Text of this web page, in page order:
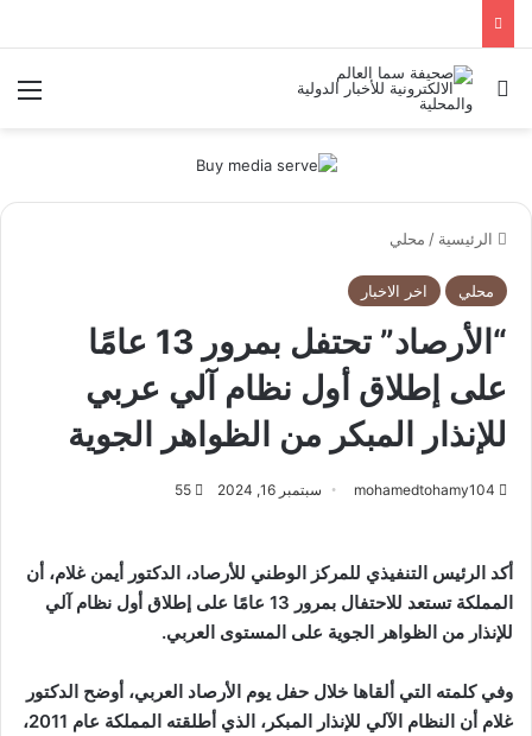
بحث عن
الرئيسية / محلي
محلي اخر الاخبار
“الأرصاد” تحتفل بمرور 13 عامًا
على إطلاق أول نظام آلي عربي
للإنذار المبكر من الظواهر الجوية
mohamedtohamy104 سبتمبر 16, 2024 55
أكد الرئيس التنفيذي للمركز الوطني للأرصاد، الدكتور أيمن غلام، أن
المملكة تستعد للاحتفال بمرور 13 عامًا على إطلاق أول نظام آلي
للإنذار من الظواهر الجوية على المستوى العربي.
وفي كلمته التي ألقاها خلال حفل يوم الأرصاد العربي، أوضح الدكتور
غلام أن النظام الآلي للإنذار المبكر، الذي أطلقته المملكة عام 2011،